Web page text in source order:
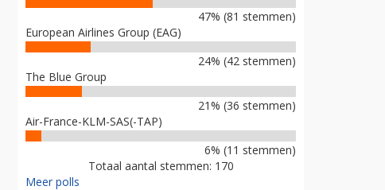
47% (81 stemmen)
European Airlines Group (EAG)
24% (42 stemmen)
The Blue Group
21% (36 stemmen)
Air-France-KLM-SAS(-TAP)
6% (11 stemmen)
Totaal aantal stemmen: 170
Meer polls